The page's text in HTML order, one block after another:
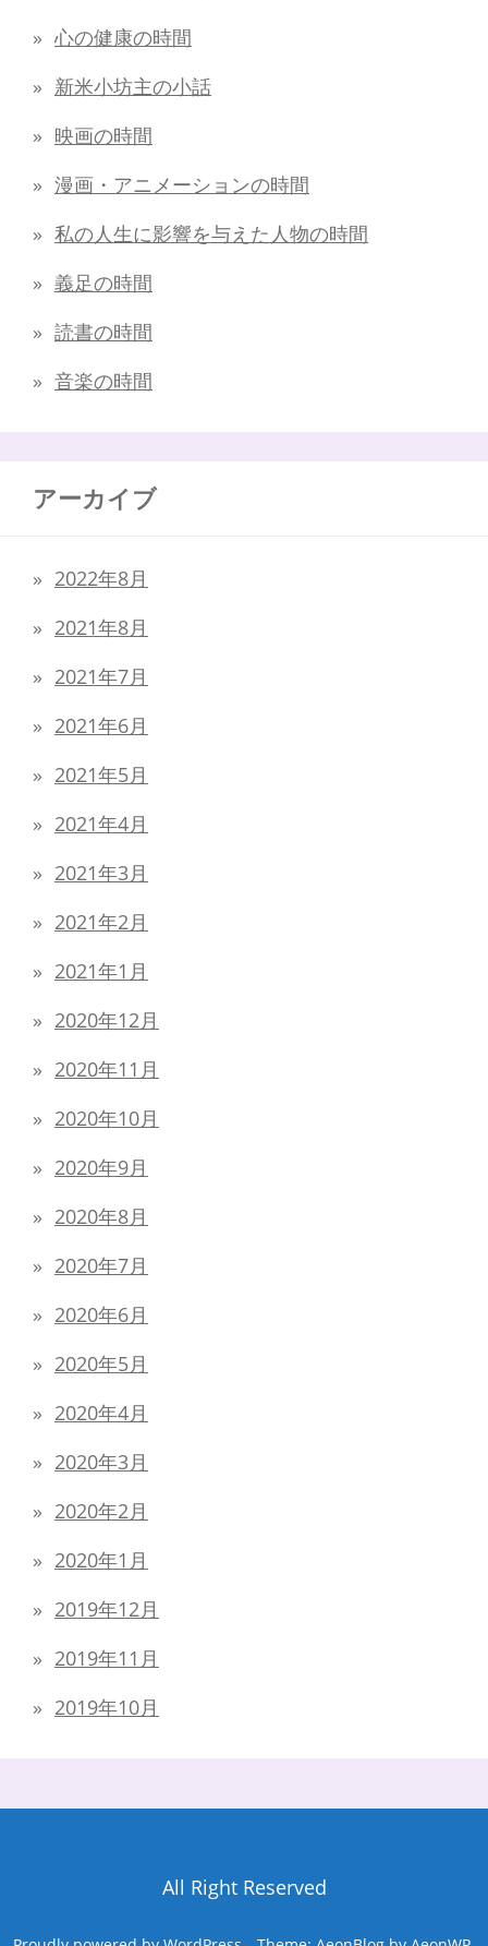
心の健康の時間
新米小坊主の小話
映画の時間
漫画・アニメーションの時間
私の人生に影響を与えた人物の時間
義足の時間
読書の時間
音楽の時間
アーカイブ
2022年8月
2021年8月
2021年7月
2021年6月
2021年5月
2021年4月
2021年3月
2021年2月
2021年1月
2020年12月
2020年11月
2020年10月
2020年9月
2020年8月
2020年7月
2020年6月
2020年5月
2020年4月
2020年3月
2020年2月
2020年1月
2019年12月
2019年11月
2019年10月
All Right Reserved